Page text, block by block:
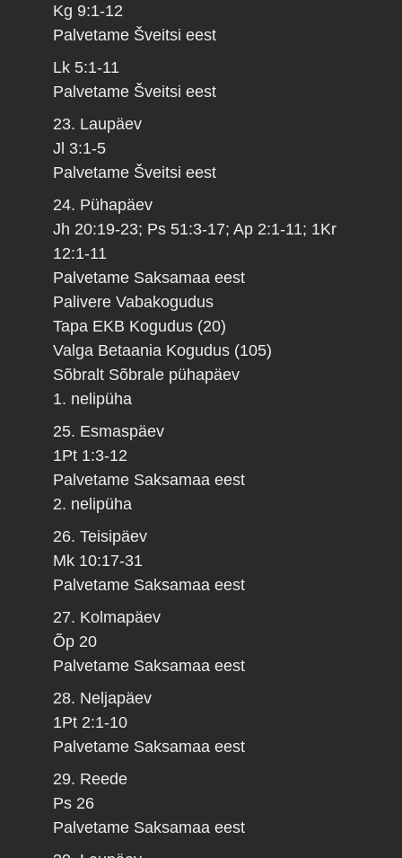
Kg 9:1-12
Palvetame Šveitsi eest
Lk 5:1-11
Palvetame Šveitsi eest
23. Laupäev
Jl 3:1-5
Palvetame Šveitsi eest
24. Pühapäev
Jh 20:19-23; Ps 51:3-17; Ap 2:1-11; 1Kr
12:1-11
Palvetame Saksamaa eest
Palivere Vabakogudus
Tapa EKB Kogudus (20)
Valga Betaania Kogudus (105)
Sõbralt Sõbrale pühapäev
1. nelipüha
25. Esmaspäev
1Pt 1:3-12
Palvetame Saksamaa eest
2. nelipüha
26. Teisipäev
Mk 10:17-31
Palvetame Saksamaa eest
27. Kolmapäev
Õp 20
Palvetame Saksamaa eest
28. Neljapäev
1Pt 2:1-10
Palvetame Saksamaa eest
29. Reede
Ps 26
Palvetame Saksamaa eest